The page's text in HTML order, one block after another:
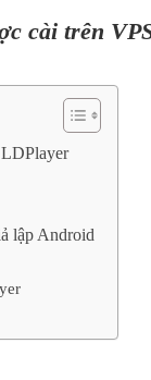
cài trên
lập Android